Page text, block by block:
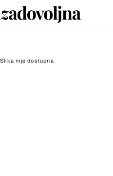
Slika nije dostupna